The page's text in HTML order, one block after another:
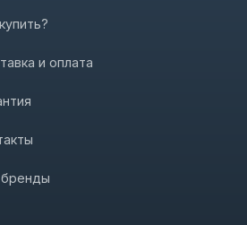
и оплата